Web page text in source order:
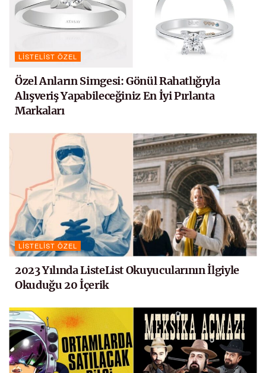
LISTELIST ÖZEL
Özel Anların Simgesi: Gönül Rahatlığıyla
Alışveriş Yapabileceğiniz En İyi Pırlanta
Markaları
LISTELIST ÖZEL
2023 Yılında ListeList Okuyucularının İlgiyle
Okuduğu 20 İçerik